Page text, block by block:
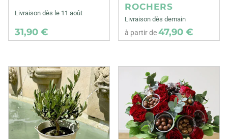
Livraison dès le 11 août
31,90 €
ROCHERS
Livraison dès demain
à partir de47,90 €